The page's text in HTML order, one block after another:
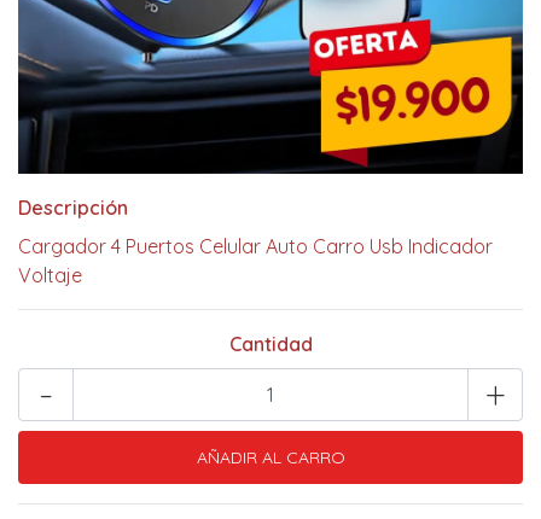
Descripción
Cargador 4 Puertos Celular Auto Carro Usb Indicador
Voltaje
Cantidad
+
-